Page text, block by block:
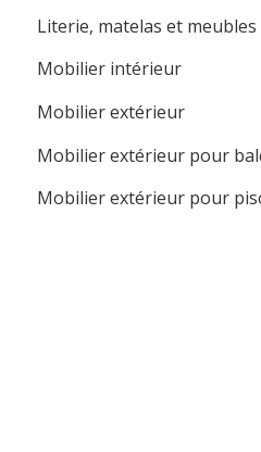
Literie, matelas et
Mobilier intérieur
Mobilier extérieur
Mobilier extérieur pour
Mobilier extérieur pour